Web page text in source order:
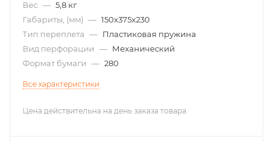
Вес — 5,8 кг
Габариты, (мм) — 150х375х230
Тип переплета — Пластиковая пружина
Вид перфорации — Механический
Формат бумаги — 280
Все характеристики
Цена действительна на день заказа товара